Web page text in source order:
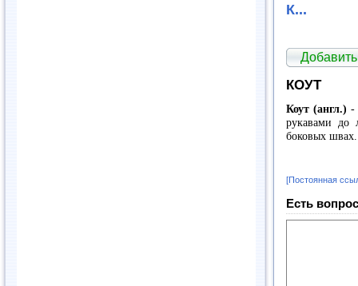
К...
КОУТ
Коут (англ.) -
рукавами до
боковых швах.
[Постоянная
Есть